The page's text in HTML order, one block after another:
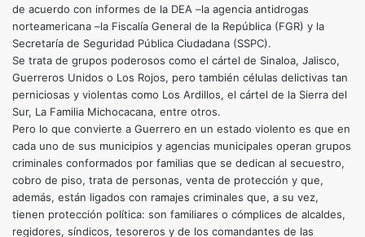
de acuerdo con informes de la DEA –la agencia antidrogas
norteamericana –la Fiscalía General de la República (FGR) y la
Secretaría de Seguridad Pública Ciudadana (SSPC).
Se trata de grupos poderosos como el cártel de Sinaloa, Jalisco,
Guerreros Unidos o Los Rojos, pero también células delictivas tan
perniciosas y violentas como Los Ardillos, el cártel de la Sierra del
Sur, La Familia Michocacana, entre otros.
Pero lo que convierte a Guerrero en un estado violento es que en
cada uno de sus municipios y agencias municipales operan grupos
criminales conformados por familias que se dedican al secuestro,
cobro de piso, trata de personas, venta de protección y que,
además, están ligados con ramajes criminales que, a su vez,
tienen protección política: son familiares o cómplices de alcaldes,
regidores, síndicos, tesoreros y de los comandantes de las